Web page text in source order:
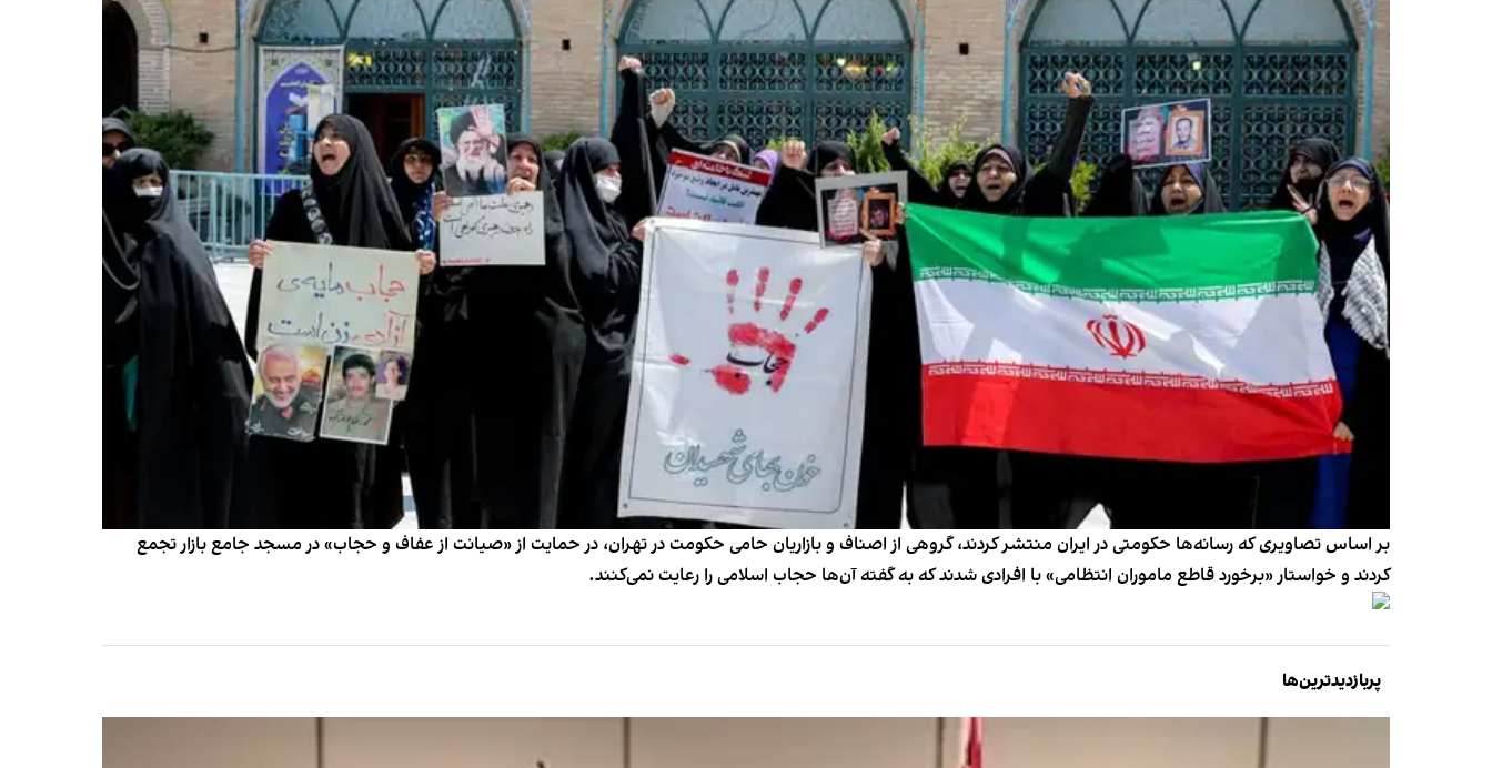
بر اساس تصاویری که رسانه‌ها حکومتی در ایران منتشر کردند، گروهی از اصناف و بازاریان حامی حکومت در تهران، در حمایت از «صیانت از عفاف و حجاب» در مسجد جامع بازار تجمع
کردند و خواستار «برخورد قاطع ماموران انتظامی» با افرادی شدند که به گفته آن‌ها حجاب اسلامی را رعایت نمی‌کنند.
پربازدیدترین‌ها